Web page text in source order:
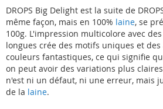
DROPS Big Delight est la suite de
même façon, mais en 100% laine, se
100g. L'impression multicolore avec
longues crée des motifs uniques et
couleurs fantastiques, ce qui signifie
on peut avoir des variations plus
n'est ni un défaut, ni une erreur, mais
de la laine.